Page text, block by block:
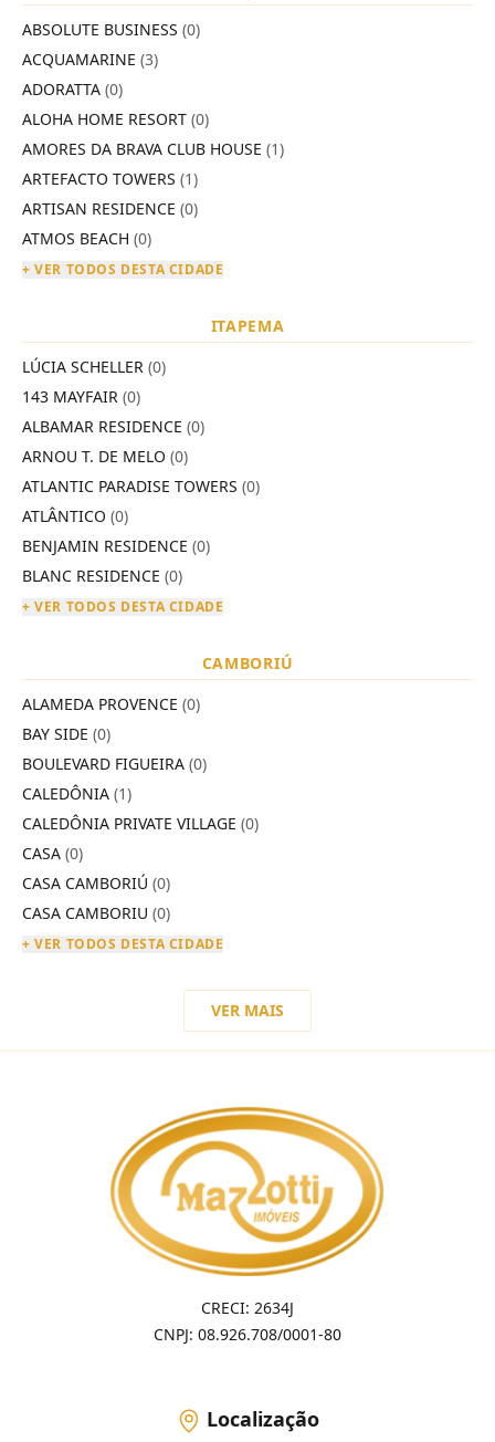
ABSOLUTE BUSINESS (0)
ACQUAMARINE (3)
ADORATTA (0)
ALOHA HOME RESORT (0)
AMORES DA BRAVA CLUB HOUSE (1)
ARTEFACTO TOWERS (1)
ARTISAN RESIDENCE (0)
ATMOS BEACH (0)
+ VER TODOS DESTA CIDADE
ITAPEMA
LÚCIA SCHELLER (0)
143 MAYFAIR (0)
ALBAMAR RESIDENCE (0)
ARNOU T. DE MELO (0)
ATLANTIC PARADISE TOWERS (0)
ATLÂNTICO (0)
BENJAMIN RESIDENCE (0)
BLANC RESIDENCE (0)
+ VER TODOS DESTA CIDADE
CAMBORIÚ
ALAMEDA PROVENCE (0)
BAY SIDE (0)
BOULEVARD FIGUEIRA (0)
CALEDÔNIA (1)
CALEDÔNIA PRIVATE VILLAGE (0)
CASA (0)
CASA CAMBORIÚ (0)
CASA CAMBORIU (0)
+ VER TODOS DESTA CIDADE
VER MAIS
CRECI: 2634J
CNPJ: 08.926.708/0001-80
Localização